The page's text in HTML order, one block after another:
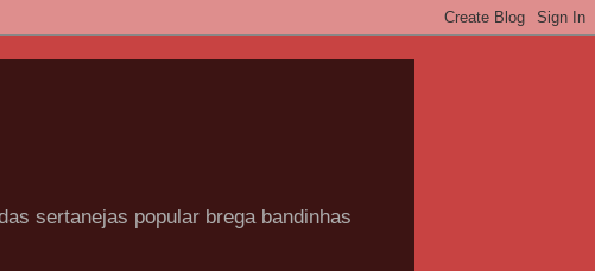
sertanejas popular brega bandinhas